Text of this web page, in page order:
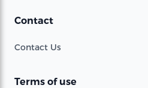
Contact
Contact Us
Terms of use